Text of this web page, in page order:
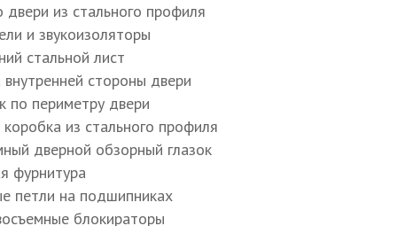
полотна и коробки E, D
мм
мм
блокираторы
двери из стального профиля
и звукоизоляторы
стальной лист
стороны двери
по периметру двери
из стального профиля
дверной обзорный глазок
фурнитура
петли на подшипниках
блокираторы